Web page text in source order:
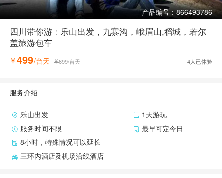
产品编号：866493786
四川带你游：乐山出发，九寨沟，峨眉山,稻城，若尔
盖旅游包车
 499/台天 699/台天 4人已体验
服务介绍
乐山出发
1天游玩
服务时间不限
最早可定今日
8小时，特殊情况可以延长
三环内酒店及机场沿线酒店